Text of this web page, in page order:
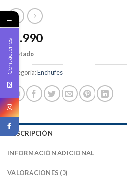
$ 2.990
Agotado
Categoría:Enchufes
DESCRIPCIÓN
INFORMACIÓN ADICIONAL
VALORACIONES (0)
←
Contáctenos